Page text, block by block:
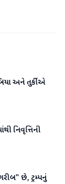
અને તુર્કીએ
નિવૃત્તિની
છે, ટ્રમ્પનું